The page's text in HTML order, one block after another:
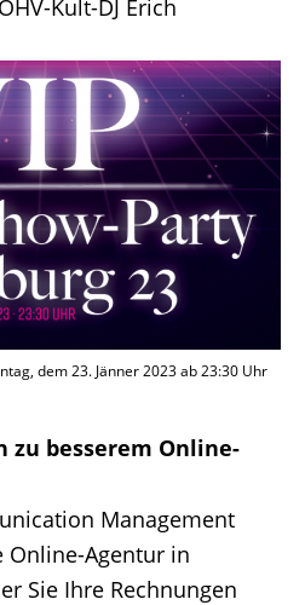
Kult-DJ Erich
dem 23. Jänner 2023 ab 23:30 Uhr
besserem Online-
Management
Online-Agentur in
Sie Ihre Rechnungen